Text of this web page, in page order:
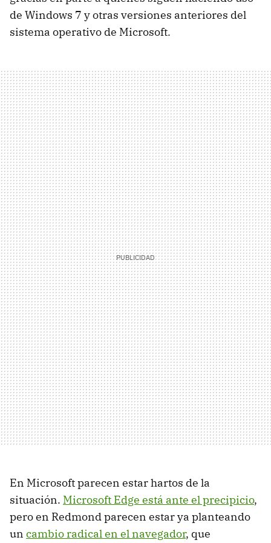
de Windows 7 y otras versiones anteriores del
sistema operativo de Microsoft.
En Microsoft parecen estar hartos de la
situación. Microsoft Edge está ante el precipicio,
pero en Redmond parecen estar ya planteando
un cambio radical en el navegador, que